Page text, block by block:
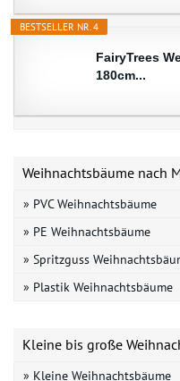
BESTSELLER NR. 4
FairyTrees
180cm...
Weihnachtsbäume nach
» PVC Weihnachtsbäume
» PE Weihnachtsbäume
» Spritzguss
» Plastik Weihnachtsbäume
Kleine bis große
» Kleine Weihnachtsbäume